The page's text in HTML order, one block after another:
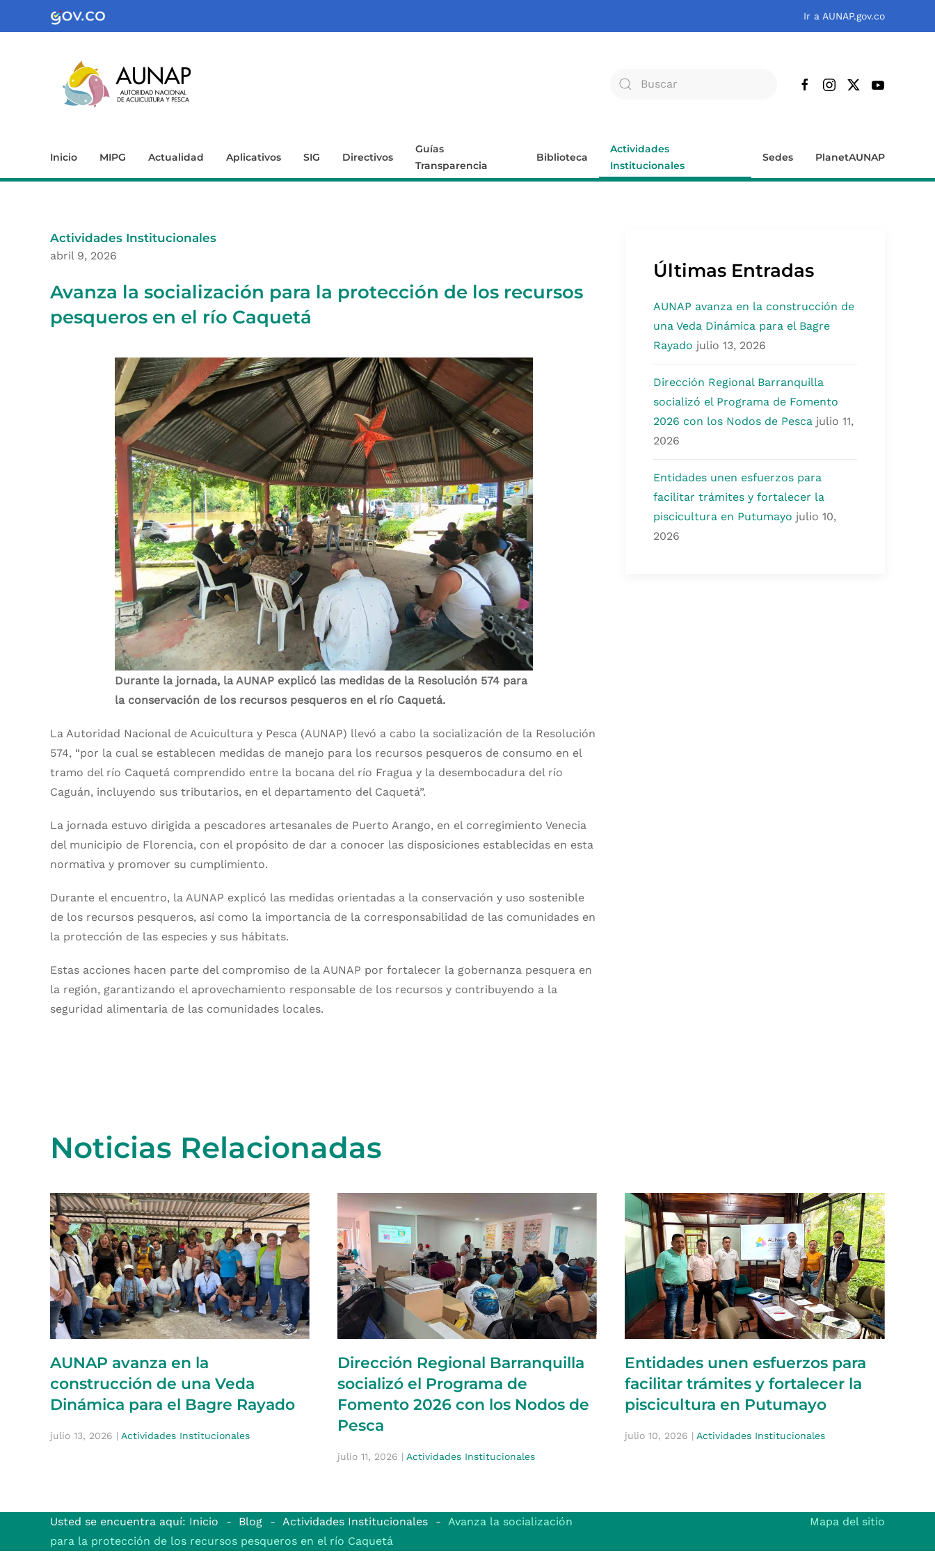
Ir a AUNAP.gov.co
Inicio MIPG Actualidad Aplicativos SIG Directivos
Guías
Transparencia
Biblioteca
Actividades
Institucionales
Sedes PlanetAUNAP
Actividades Institucionales
abril 9, 2026
Avanza la socialización para la protección de los recursos
pesqueros en el río Caquetá
Durante la jornada, la AUNAP explicó las medidas de la Resolución 574 para
la conservación de los recursos pesqueros en el río Caquetá.
La Autoridad Nacional de Acuicultura y Pesca (AUNAP) llevó a cabo la socialización de la Resolución
574, “por la cual se establecen medidas de manejo para los recursos pesqueros de consumo en el
tramo del río Caquetá comprendido entre la bocana del río Fragua y la desembocadura del río
Caguán, incluyendo sus tributarios, en el departamento del Caquetá”.
La jornada estuvo dirigida a pescadores artesanales de Puerto Arango, en el corregimiento Venecia
del municipio de Florencia, con el propósito de dar a conocer las disposiciones establecidas en esta
normativa y promover su cumplimiento.
Durante el encuentro, la AUNAP explicó las medidas orientadas a la conservación y uso sostenible
de los recursos pesqueros, así como la importancia de la corresponsabilidad de las comunidades en
la protección de las especies y sus hábitats.
Estas acciones hacen parte del compromiso de la AUNAP por fortalecer la gobernanza pesquera en
la región, garantizando el aprovechamiento responsable de los recursos y contribuyendo a la
seguridad alimentaria de las comunidades locales.
Últimas Entradas
AUNAP avanza en la construcción de
una Veda Dinámica para el Bagre
Rayado julio 13, 2026
Dirección Regional Barranquilla
socializó el Programa de Fomento
2026 con los Nodos de Pesca julio 11,
2026
Entidades unen esfuerzos para
facilitar trámites y fortalecer la
piscicultura en Putumayo julio 10,
2026
Noticias Relacionadas
AUNAP avanza en la
construcción de una Veda
Dinámica para el Bagre Rayado
julio 13, 2026 | Actividades Institucionales
Dirección Regional Barranquilla
socializó el Programa de
Fomento 2026 con los Nodos de
Pesca
julio 11, 2026 | Actividades Institucionales
Entidades unen esfuerzos para
facilitar trámites y fortalecer la
piscicultura en Putumayo
julio 10, 2026 | Actividades Institucionales
Usted se encuentra aquí: Inicio Blog Actividades Institucionales
Avanza la socialización
para la protección de los recursos pesqueros en el río Caquetá
Mapa del sitio